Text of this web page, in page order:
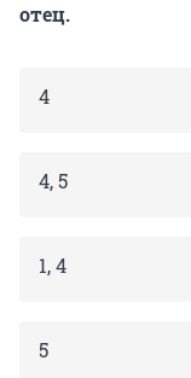
отец.
4
4, 5
1, 4
5